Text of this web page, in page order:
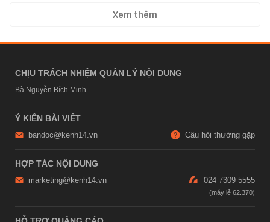
Xem thêm
CHỊU TRÁCH NHIỆM QUẢN LÝ NỘI DUNG
Bà Nguyễn Bích Minh
Ý KIẾN BÀI VIẾT
bandoc@kenh14.vn Câu hỏi thường gặp
HỢP TÁC NỘI DUNG
marketing@kenh14.vn 024 7309 5555